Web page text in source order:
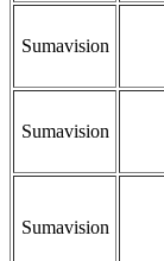
Sumavision
Sumavision
Sumavision